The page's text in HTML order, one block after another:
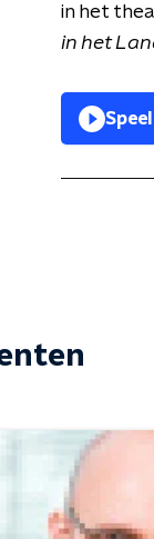
in het
in het